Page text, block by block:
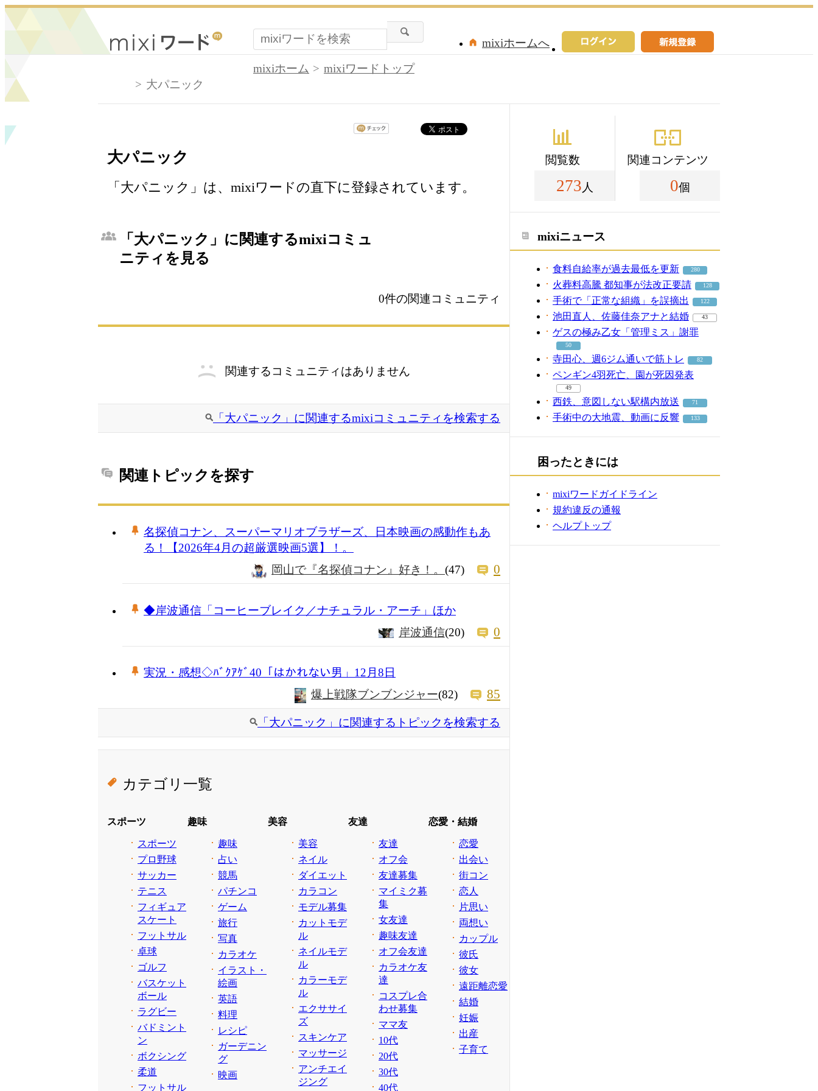
mixiホームへ
mixiホーム
mixiワードトップ
大パニック
大パニック
「大パニック」は、mixiワードの直下に登録されています。
「大パニック」に関連するmixiコミュ
ニティを見る
0件の関連コミュニティ
関連するコミュニティはありません
「大パニック」に関連するmixiコミュニティを検索する
関連トピックを探す
名探偵コナン、スーパーマリオブラザーズ、日本映画の感動作もあ
る！【2026年4月の超厳選映画5選】！。
岡山で『名探偵コナン』好き！。 (47) 0
◆岸波通信「コーヒーブレイク／ナチュラル・アーチ」ほか
岸波通信(20) 0
実況・感想◇ﾊﾞｸｱｹﾞ40「はかれない男」12月8日
爆上戦隊ブンブンジャー(82) 85
「大パニック」に関連するトピックを検索する
カテゴリ一覧
スポーツ
スポーツ
プロ野球
サッカー
テニス
フィギュア
スケート
フットサル
卓球
ゴルフ
バスケット
ボール
ラグビー
バドミント
ン
ボクシング
柔道
フットサル
趣味
趣味
占い
競馬
パチンコ
ゲーム
旅行
写真
カラオケ
イラスト・
絵画
英語
料理
レシピ
ガーデニン
グ
映画
美容
美容
ネイル
ダイエット
カラコン
モデル募集
カットモデ
ル
ネイルモデ
ル
カラーモデ
ル
エクササイ
ズ
スキンケア
マッサージ
アンチエイ
ジング
友達
友達
オフ会
友達募集
マイミク募
集
女友達
趣味友達
オフ会友達
カラオケ友
達
コスプレ合
わせ募集
ママ友
10代
20代
30代
40代
恋愛・結婚
恋愛
出会い
街コン
恋人
片思い
両想い
カップル
彼氏
彼女
遠距離恋愛
結婚
妊娠
出産
子育て
閲覧数
273 人
関連コンテンツ
0個
mixiニュース
食料自給率が過去最低を更新 280
火葬料高騰 都知事が法改正要請 128
手術で「正常な組織」を誤摘出 122
池田直人、佐藤佳奈アナと結婚 43
ゲスの極み乙女「管理ミス」謝罪
50
寺田心、週6ジム通いで筋トレ 82
ペンギン4羽死亡、園が死因発表
49
西鉄、意図しない駅構内放送 71
手術中の大地震、動画に反響 133
困ったときには
mixiワードガイドライン
規約違反の通報
ヘルプトップ